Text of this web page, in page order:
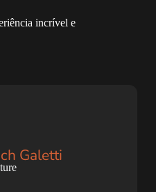
incrível e
Galetti